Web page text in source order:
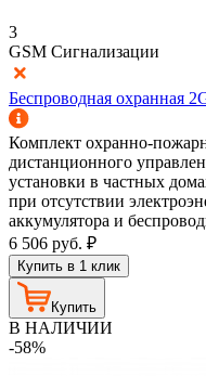
3
GSM Сигнализации
Беспроводная охранная
Комплект охранно-
дистанционного
установки в частных
при отсутствии
аккумулятора и
6 506 руб. ₽
Купить в 1 клик
Купить
В НАЛИЧИИ
-58%